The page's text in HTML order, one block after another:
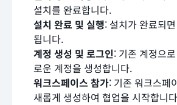
설치를 완료합니다.
설치 완료 및 실행: 설치가 완료되
됩니다.
계정 생성 및 로그인: 기존 계정으
로운 계정을 생성합니다.
워크스페이스 참가: 기존 워크스페
새롭게 생성하여 협업을 시작합니